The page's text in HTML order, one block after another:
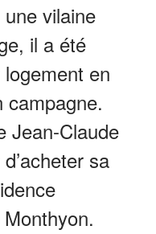
vilaine
il a été
en
campagne.
Jean-Claude
sa